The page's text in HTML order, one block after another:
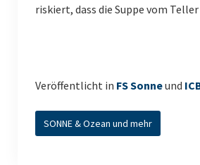
riskiert, dass die Suppe vom
Veröffentlicht in FS Sonneund
SONNE & Ozean und mehr